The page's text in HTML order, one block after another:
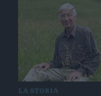
LA STORIA